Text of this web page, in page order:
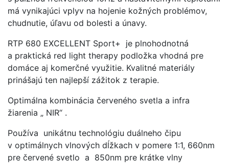
má vynikajúci vplyv na hojenie kožných problémov,
chudnutie, úľavu od bolesti a únavy.
RTP 680 EXCELLENT Sport+ je plnohodnotná
a praktická red light therapy podložka vhodná pre
domáce aj komerčné využitie. Kvalitné materiály
prinášajú ten najlepší zážitok z terapie.
Optimálna kombinácia červeného svetla a infra
žiarenia „ NIR“ .
Používa unikátnu technológiu duálneho čipu
v optimálnych vlnových dĺžkach v pomere 1:1, 660nm
pre červené svetlo a 850nm pre krátke vlny